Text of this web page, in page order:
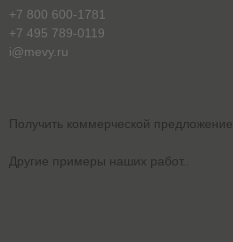
+7 800 600-1781
+7 495 789-0119
i@mevy.ru
Получить коммерческой предложение
Другие примеры наших работ..